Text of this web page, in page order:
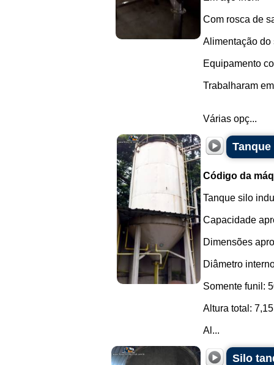
Com rosca de
Alimentação do
Equipamento
Trabalharam
Várias opç...
Código da
Tanque silo
Capacidade
Dimensões
Diâmetro
Somente funil:
Altura total:
Al...
Silo